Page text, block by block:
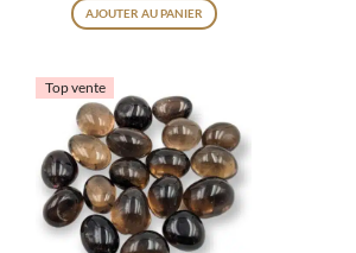
AJOUTER AU PANIER
Top vente